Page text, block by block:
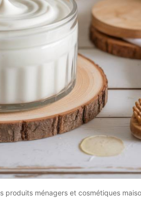
produits ménagers et cosmétiques